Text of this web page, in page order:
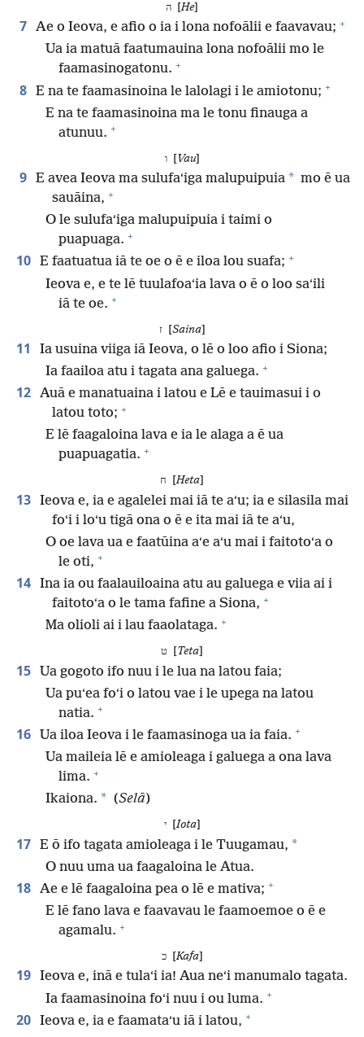
ה [He]
7 Ae o Ieova, e afio o ia i lona nofoālii e faavavau; +
Ua ia matuā faatumauina lona nofoālii mo le
faamasinogatonu. +
8 E na te faamasinoina le lalolagi i le amiotonu; +
E na te faamasinoina ma le tonu finauga a
atunuu. +
ו [ Vau]
9 E avea Ieova ma sulufaʻiga malupuipuia * mo ē ua
sauāina, +
O le sulufaʻiga malupuipuia i taimi o
puapuaga. +
10 E faatuatua iā te oe o ē e iloa lou suafa; +
Ieova e, e te lē tuulafoaʻia lava o ē o loo saʻili
iā te oe. +
ז [Saina]
11
Ia usuina viiga iā Ieova, o lē o loo afio i Siona;
Ia faailoa atu i tagata ana galuega. +
12 Auā e manatuaina i latou e Lē e tauimasui i o
latou toto; +
E lē faagaloina lava e ia le alaga a ē ua
puapuagatia. +
ח [Heta
13 Ieova e, ia e agalelei mai iā te aʻu; ia e silasila mai
foʻi i loʻu tigā ona o ē e ita mai iā te aʻu,
O oe lava ua e faatūina aʻe aʻu mai i faitotoʻa o
le oti, +
14 Ina ia ou faalauiloaina atu au galuega e viia ai i
faitotoʻa o le tama fafine a Siona, +
Ma olioli ai i lau faaolataga. +
Teta
15 Ua gogoto ifo nuu i le lua na latou faia;
Ua puʻea foʻi o latou vae i le upega na latou
natia. +
16 Ua iloa Ieova i le faamasinoga ua ia faia. +
Ua maileia lē e amioleaga i galuega a ona lava
lima. +
Ikaiona. * (Selā)
י [ Iota]
17 E ō ifo tagata amioleaga i le Tuugamau, *
O nuu uma ua faagaloina le Atua.
18 Ae e lē faagaloina pea o lē e mativa; +
E lē fano lava e faavavau le faamoemoe o ē e
agamalu. +
כ [Kafa]
19 Ieova e, inā e tulaʻi ia! Aua neʻi manumalo tagata.
Ia faamasinoina foʻi nuu i ou luma. +
20 Ieova e, ia e faamataʻu iā i latou, +